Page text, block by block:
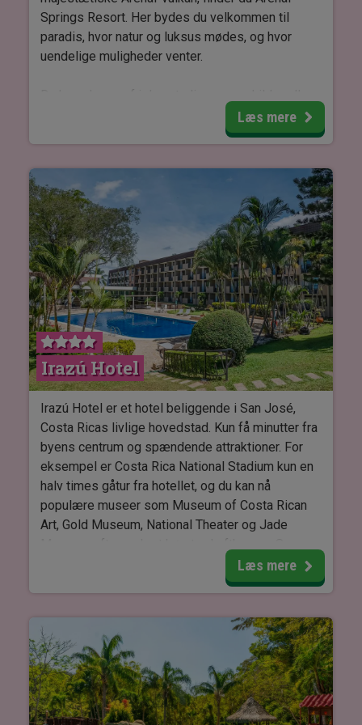
Springs Resort. Her bydes du velkommen til
paradis, hvor natur og luksus mødes, og hvor
uendelige muligheder venter.
tage en forfriskende dukkert i en af resortets tre
lækre swimmingpools. Du kan også forkæle dig
udvalg af afslappende behandlinger og massage.
Værelserne er elegant indrettet med enkeltsenge
eller en dobbeltseng og er udstyret med
moderne faciliteter som aircondition, TV, minibar
og wi-fi. Desuden har du din egen private balkon
eller terrasse med udsigt til den betagende
Arenal-vulkan og den omkringliggende regnskov.
Når sulten melder sig, kan du nyde kulinariske
mesterværker i en af hotellets fire restauranter.
De dygtige kokke anvender lokale, friske råvarer
til at skabe delikate internationale og
costaricanske retter, der vil fortrylle dine
smagsløg.
Hotellet er børnevenligt og tilbyder en legeplads,
et legeområde, et spillerum og børnemenuer, så
hele familien kan nyde den ultimative
Velkommen til Arenal Springs Resort, hvor hver
Læs mere
Irazú Hotel
Irazú Hotel er et hotel beliggende i San José,
Costa Ricas livlige hovedstad. Kun få minutter fra
byens centrum og spændende attraktioner. For
eksempel er Costa Rica National Stadium kun en
halv times gåtur fra hotellet, og du kan nå
populære museer som Museum of Costa Rican
Art, Gold Museum, National Theater og Jade
José International er desuden kun 15 minutter
Værelserne tilbyder aircondition, badeværelse
med badekar, sikkerhedsboks, WiFi, håndklæder
og et skrivebord. Hvert værelse tilbyder store
vinduer eller egen balkon, hvorfra man du nyde
udsigten.
Læs mere